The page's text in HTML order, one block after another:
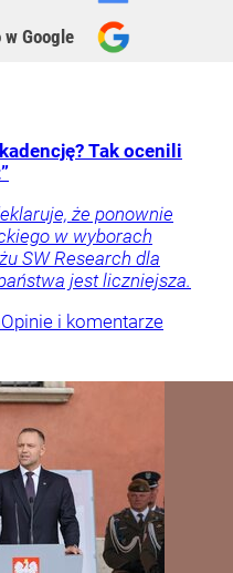
w Google
Tak ocenili
że ponownie
w wyborach
SW Research dla
jest liczniejsza.
Opinie i komentarze